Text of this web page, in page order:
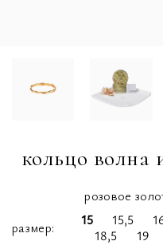
кольцо волна
розовое
размер
15 15,5
18,5
19